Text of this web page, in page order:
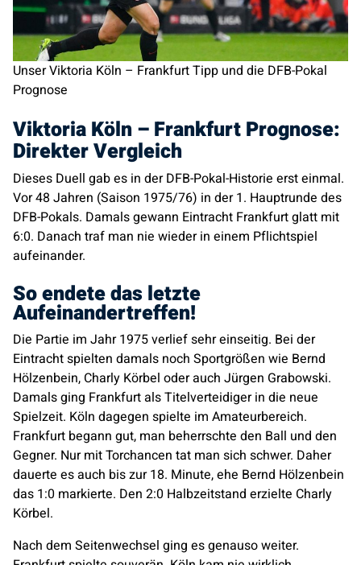
Unser Viktoria Köln – Frankfurt Tipp und die DFB-Pokal
Prognose
Viktoria Köln – Frankfurt Prognose:
Direkter Vergleich
Dieses Duell gab es in der DFB-Pokal-Historie erst einmal.
Vor 48 Jahren (Saison 1975/76) in der 1. Hauptrunde des
DFB-Pokals. Damals gewann Eintracht Frankfurt glatt mit
6:0. Danach traf man nie wieder in einem Pflichtspiel
aufeinander.
So endete das letzte
Aufeinandertreffen!
Die Partie im Jahr 1975 verlief sehr einseitig. Bei der
Eintracht spielten damals noch Sportgrößen wie Bernd
Hölzenbein, Charly Körbel oder auch Jürgen Grabowski.
Damals ging Frankfurt als Titelverteidiger in die neue
Spielzeit. Köln dagegen spielte im Amateurbereich.
Frankfurt begann gut, man beherrschte den Ball und den
Gegner. Nur mit Torchancen tat man sich schwer. Daher
dauerte es auch bis zur 18. Minute, ehe Bernd Hölzenbein
das 1:0 markierte. Den 2:0 Halbzeitstand erzielte Charly
Körbel.
Nach dem Seitenwechsel ging es genauso weiter.